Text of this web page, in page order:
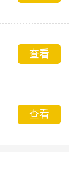
查看
查看